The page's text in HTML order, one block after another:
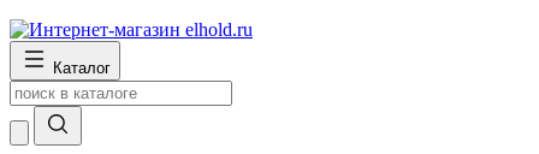
Каталог